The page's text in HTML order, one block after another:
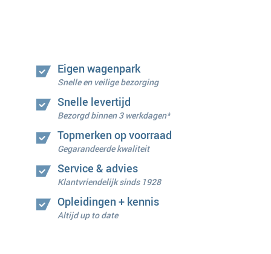
Eigen wagenpark
Snelle en veilige bezorging
Snelle levertijd
Bezorgd binnen 3 werkdagen*
Topmerken op voorraad
Gegarandeerde kwaliteit
Service & advies
Klantvriendelijk sinds 1928
Opleidingen + kennis
Altijd up to date